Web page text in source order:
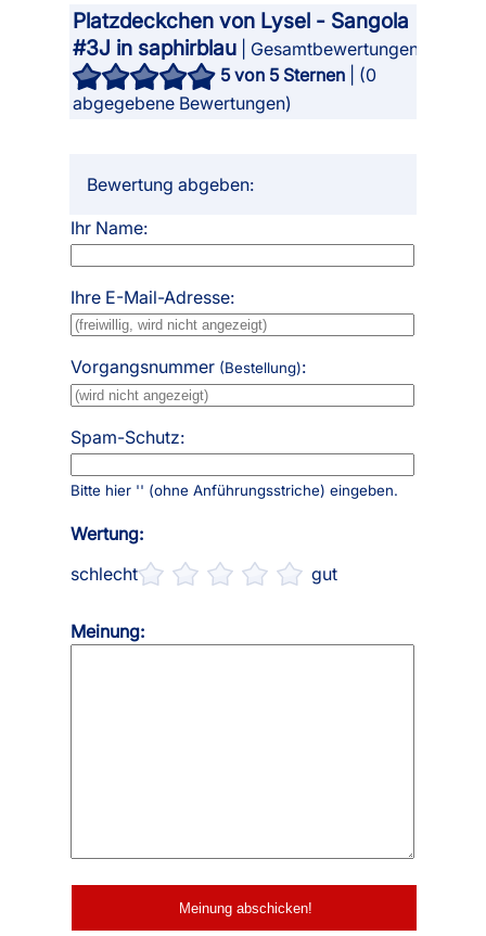
Platzdeckchen von Lysel - Sangola
#3J in saphirblau | Gesamtbewertungen
5von 5 Sternen | (0
abgegebene Bewertungen)
Bewertung abgeben:
Wertung:
schlecht
gut
Meinung:
Ihr Name:
Ihre E-Mail-Adresse:
Vorgangsnummer (Bestellung):
Spam-Schutz:
Bitte hier '' (ohne Anführungsstriche) eingeben.